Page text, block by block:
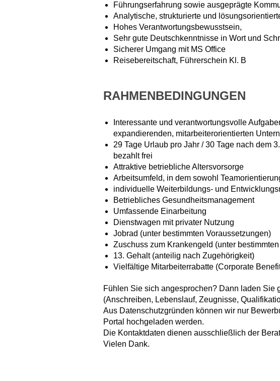
Führungserfahrung sowie ausgeprägte
Analytische, strukturierte und
Hohes Verantwortungsbewusstsein,
Sehr gute Deutschkenntnisse in Wort und
Sicherer Umgang mit MS Office
Reisebereitschaft, Führerschein Kl. B
RAHMENBEDINGUNGEN
Interessante und verantwortungsvolle
expandierenden, mitarbeiterorientierten
29 Tage Urlaub pro Jahr / 30 Tage nach dem
bezahlt frei
Attraktive betriebliche Altersvorsorge
Arbeitsumfeld, in dem sowohl
individuelle Weiterbildungs- und
Betriebliches Gesundheitsmanagement
Umfassende Einarbeitung
Dienstwagen mit privater Nutzung
Jobrad (unter bestimmten Voraussetzungen)
Zuschuss zum Krankengeld (unter
13. Gehalt (anteilig nach Zugehörigkeit)
Vielfältige Mitarbeiterrabatte (Corporate
Fühlen Sie sich angesprochen? Dann laden
(Anschreiben, Lebenslauf, Zeugnisse,
Aus Datenschutzgründen können wir nur
Portal hochgeladen werden.
Die Kontaktdaten dienen ausschließlich der
Vielen Dank.